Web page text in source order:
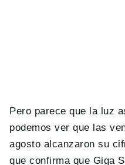
Pero parece que la luz
podemos ver que las
agosto alcanzaron su
que confirma que Giga